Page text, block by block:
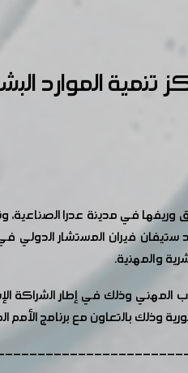
الموارد
وريفها في مدينة عدرا
ستيفان فيران المستشار
والمهنية.
المهني وذلك في إطار
وذلك بالتعاون مع برنامج